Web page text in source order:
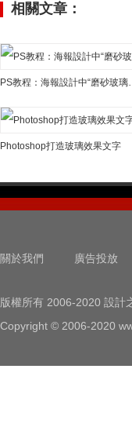
相關文章：
PS教程：
Photoshop打造玻璃效果文字
關於我們 廣告投放
版權所有 2006-2020 設計
Copyright © 2006-2020